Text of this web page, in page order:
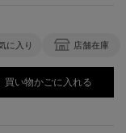
に入り 店舗在庫
買い物かごに入れる